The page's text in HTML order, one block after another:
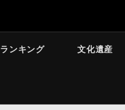
ランキング 文化遺産